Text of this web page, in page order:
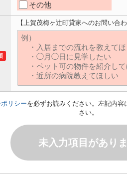
その他
【上賀茂梅ヶ辻町貸家へのお問い合わ
リシーを必ずお読みください。左記内
さい。
未入力項目があり